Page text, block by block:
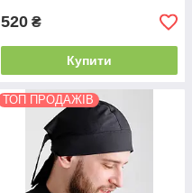
520 ₴
Купити
ТОП ПРОДАЖІВ